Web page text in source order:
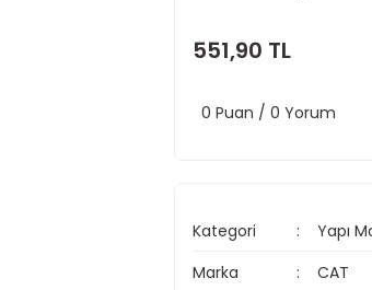
551,90 TL
0 Puan / 0 Yorum
Kategori
Yapı
Marka
CAT